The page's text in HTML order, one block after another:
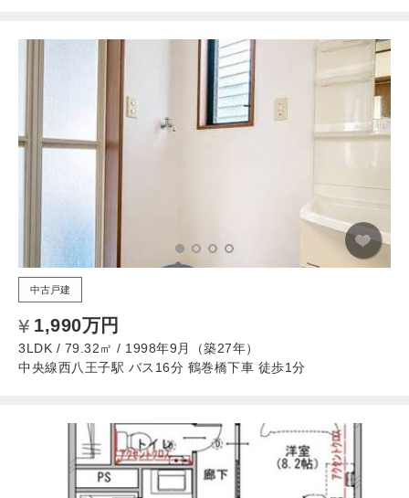
中古戸建
1,990万円
3LDK / 79.32㎡ / 1998年9月（築27年）
中央線西八王子駅 バス16分 鶴巻橋下車 徒歩1分